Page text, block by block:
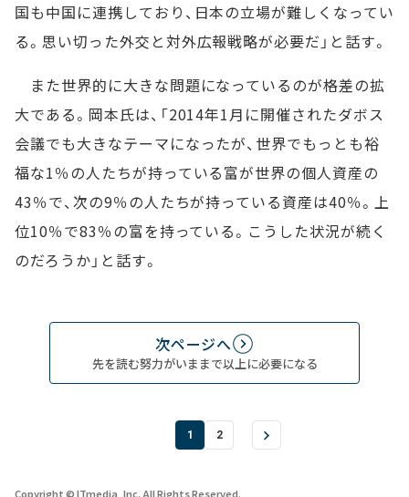
国も中国に連携しており、日本の立場が難しくなってい
る。思い切った外交と対外広報戦略が必要だ」と話す。
また世界的に大きな問題になっているのが格差の拡
大である。岡本氏は、「2014年1月に開催されたダボス
会議でも大きなテーマになったが、世界でもっとも裕
福な1％の人たちが持っている富が世界の個人資産の
43％で、次の9％の人たちが持っている資産は40％。上
位10％で83％の富を持っている。こうした状況が続く
のだろうか」と話す。
次ページへ
先を読む努力がいままで以上に必要になる
1 2
Copyright © ITmedia, Inc. All Rights Reserved.